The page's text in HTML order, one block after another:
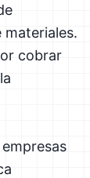
materiales.
cobrar